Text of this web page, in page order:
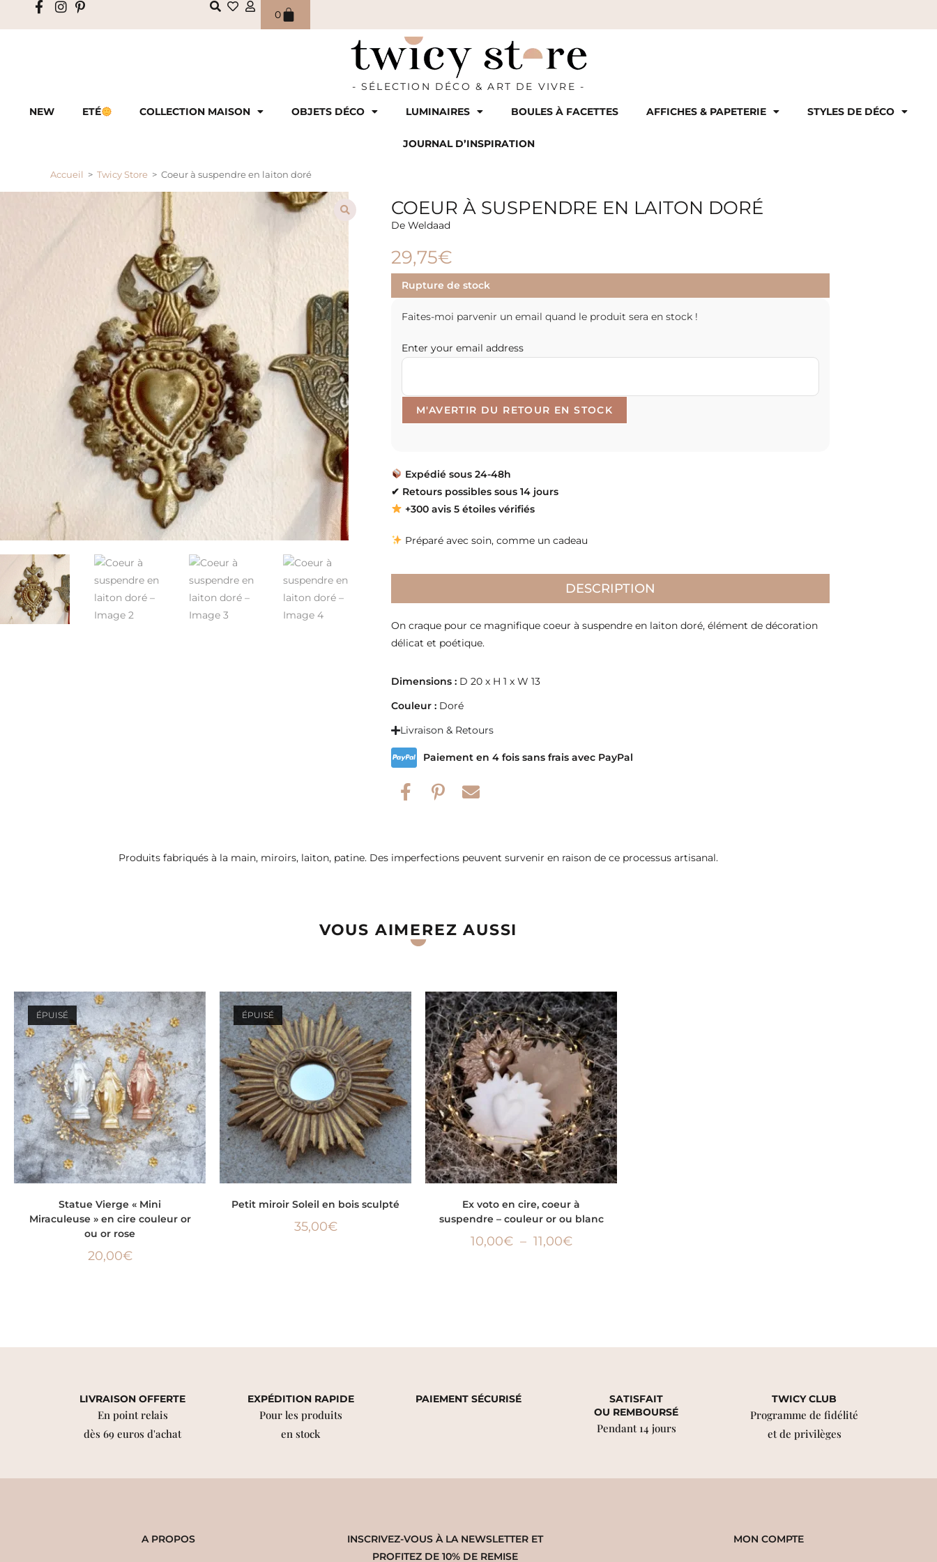
0
- SÉLECTION DÉCO & ART DE VIVRE -
NEW
ETÉ COLLECTION MAISON OBJETS DÉCO LUMINAIRES BOULES À FACETTES AFFICHES & PAPETERIE STYLES DE DÉCO
JOURNAL D’INSPIRATION
Accueil > Twicy Store > Coeur à suspendre en laiton doré
COEUR À SUSPENDRE EN LAITON DORÉ
De Weldaad
29,75€
Rupture de stock
Faites-moi parvenir un email quand le produit sera en stock !
Enter your email address
Expédié sous 24-48h
✔ Retours possibles sous 14 jours
+300 avis 5 étoiles vérifiés
Préparé avec soin, comme un cadeau
DESCRIPTION
On craque pour ce magnifique coeur à suspendre en laiton doré, élément de décoration
délicat et poétique.
Dimensions : D 20 x H 1 x W 13
Couleur : Doré
Livraison & Retours
Paiement en 4 fois sans frais avec PayPal
Produits fabriqués à la main, miroirs, laiton, patine. Des imperfections peuvent survenir en raison de ce processus artisanal.
VOUS AIMEREZ AUSSI
ÉPUISÉ
Statue Vierge « Mini
Miraculeuse » en cire couleur or
ou or rose
20,00€
ÉPUISÉ
Petit miroir Soleil en bois sculpté
35,00€
Ex voto en cire, coeur à
suspendre – couleur or ou blanc
10,00€ – 11,00€
LIVRAISON OFFERTE
En point relais
dès 69 euros d'achat
EXPÉDITION RAPIDE
Pour les produits
en stock
PAIEMENT SÉCURISÉ
SATISFAIT
OU REMBOURSÉ
Pendant 14 jours
TWICY CLUB
Programme de fidélité
et de privilèges
A PROPOS
INSCRIVEZ-VOUS À LA NEWSLETTER ET
PROFITEZ DE 10% DE REMISE
MON COMPTE